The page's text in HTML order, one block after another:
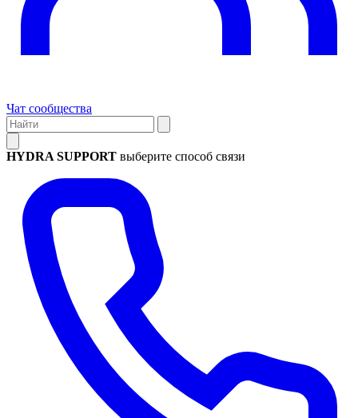
Чат сообщества
HYDRA SUPPORT выберите способ связи